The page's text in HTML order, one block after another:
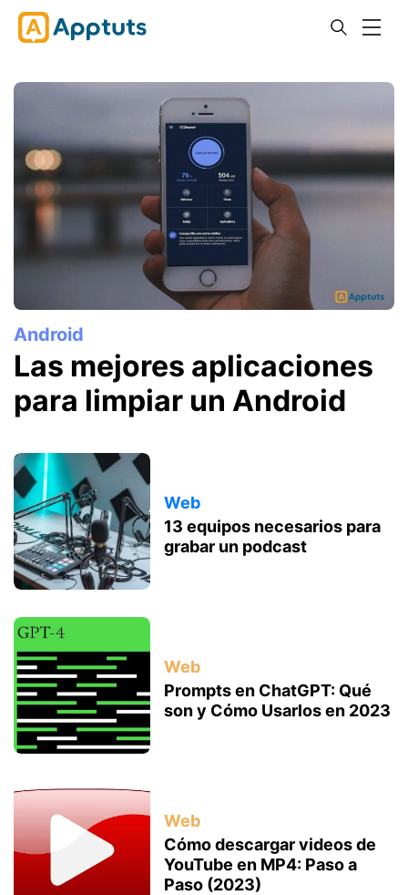
Android
Las mejores aplicaciones
para limpiar un Android
Web
13 equipos necesarios para
grabar un podcast
Web
Prompts en ChatGPT: Qué
son y Cómo Usarlos en 2023
Web
Cómo descargar videos de
YouTube en MP4: Paso a
Paso (2023)